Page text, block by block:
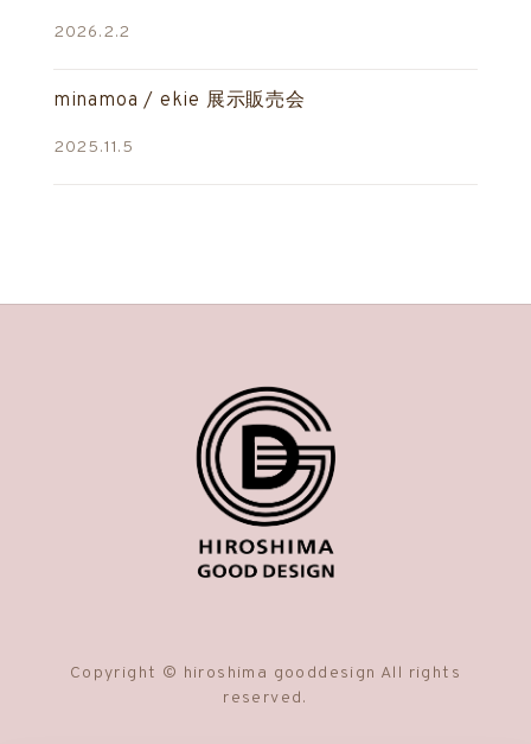
2026.2.2
minamoa / ekie 展示販売会
2025.11.5
Copyright © hiroshima gooddesign All rights
reserved.